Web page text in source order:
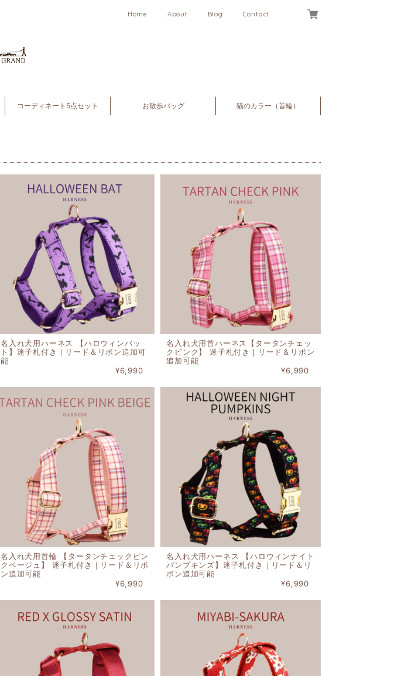
Home About Blog Contact
コーディネート5点セット お散歩バッグ 猫のカラー（首輪）
名入れ犬用ハーネス 【ハロウィンバッ
ト】迷子札付き｜リード＆リボン追加可
能
¥6,990
名入れ犬用首ハーネス【タータンチェッ
クピンク】 迷子札付き｜リード＆リボン
追加可能
¥6,990
名入れ犬用首輪 【タータンチェックピン
クベージュ】 迷子札付き｜リード＆リボ
ン追加可能
¥6,990
名入れ犬用ハーネス 【ハロウィンナイト
パンプキンズ】迷子札付き｜リード＆リ
ボン追加可能
¥6,990